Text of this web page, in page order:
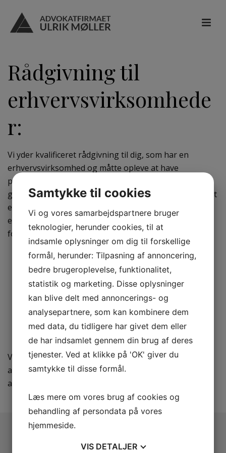
Rådgivning til
erhvervsvirksomhede
r:
Vi yder kvalificeret rådgivning til dig, som har en
erhvervsvirksomhed og måtte opleve at have
problemer i relation til retssager eller lignende,
grundet mangelfulde eller manglende dokumenter. Det
er vores erfaring, at stort set alle
erhvervsvirksomheder har behov for at få vejledning i
forhold til
Ejerforhold
Forsikringsforhold
Lejeforhold
Generationsskifte
Ansættelsesforhold / ansættelseskontrakter
Procedure i forbindelse med aftaleindgåelse
Salgs- og leveringsbetingelser
Virksomhedskonstruktion ApS / A/S
Vi bistår med oprettelse af selskaber og udarbejdelse
af de nødvendige dokumenter i den forbindelse. Vi har
altid et svar på dit spørgsmål.
ADVOKATFIRMAET ULRIK MØLLER
Samtykke til cookies
Vi og vores samarbejdspartnere bruger
teknologier, herunder cookies, til at
indsamle oplysninger om dig til forskellige
formål, herunder: Tilpasning af annoncering,
bedre brugeroplevelse, funktionalitet,
statistik og marketing. Disse oplysninger
kan blive delt med annoncerings- og
analysepartnere, som kan kombinere dem
med data, du tidligere har givet dem eller
de har indsamlet gennem din brug af deres
tjenester. Ved at klikke på 'OK' giver du
samtykke til disse formål.
Læs mere om vores brug af cookies og
behandling af persondata på vores
hjemmeside.
VIS DETALJER